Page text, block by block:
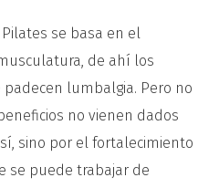
se basa en el
de ahí los
lumbalgia. Pero no
no vienen dados
sino por el fortalecimiento
se puede trabajar de